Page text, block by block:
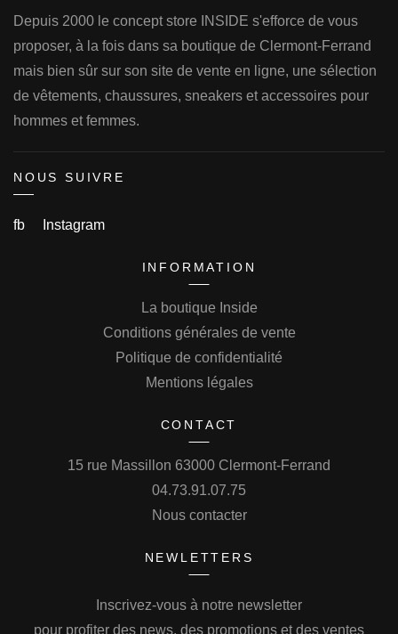
Depuis 2000 le concept store INSIDE s'efforce de vous
proposer, à la fois dans sa boutique de Clermont-Ferrand
mais bien sûr sur son site de vente en ligne, une sélection
de vêtements, chaussures, sneakers et accessoires pour
hommes et femmes.
NOUS SUIVRE
fb Instagram
INFORMATION
La boutique Inside
Conditions générales de vente
Politique de confidentialité
Mentions légales
CONTACT
15 rue Massillon 63000 Clermont-Ferrand
04.73.91.07.75
Nous contacter
NEWLETTERS
Inscrivez-vous à notre newsletter
pour profiter des news, des promotions et des ventes